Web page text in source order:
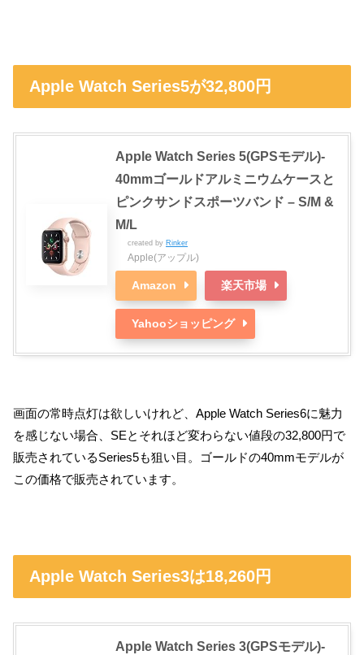
Apple Watch Series5が32,800円
Apple Watch Series 5(GPSモデル)-
40mmゴールドアルミニウムケースと
ピンクサンドスポーツバンド – S/M &
M/L
created by Rinker
Apple(アップル)
Amazon 楽天市場
Yahooショッピング
画面の常時点灯は欲しいけれど、Apple Watch Series6に魅力
を感じない場合、SEとそれほど変わらない値段の32,800円で
販売されているSeries5も狙い目。ゴールドの40mmモデルが
この価格で販売されています。
Apple Watch Series3は18,260円
Apple Watch Series 3(GPSモデル)-